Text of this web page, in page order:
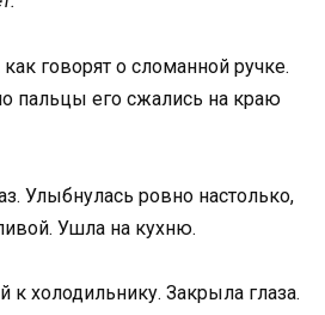
говорят о сломанной ручке.
пальцы его сжались на краю
Улыбнулась ровно настолько,
Ушла на кухню.
к холодильнику. Закрыла глаза.